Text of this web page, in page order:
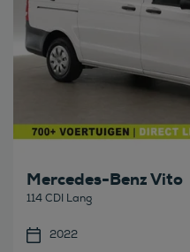
Mercedes-Benz Vito
114 CDI Lang
2022